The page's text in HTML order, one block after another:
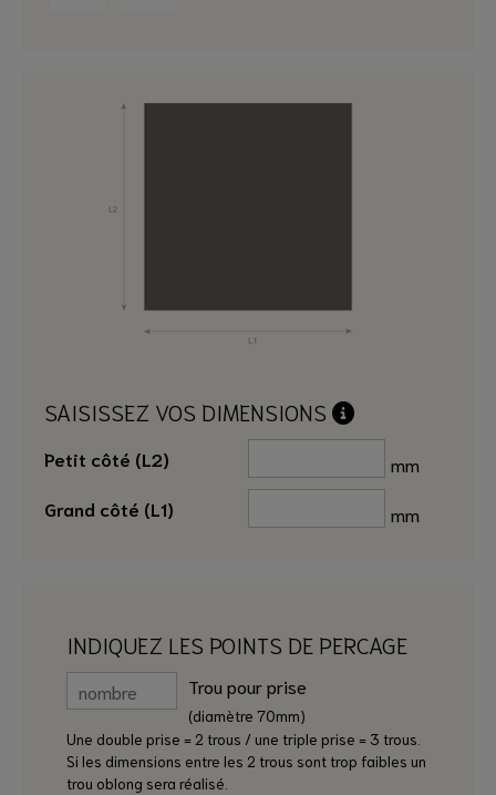
SAISISSEZ VOS DIMENSIONS
Petit côté (L2)
mm
Grand côté (L1)
mm
INDIQUEZ LES POINTS DE PERCAGE
Trou pour prise
(diamètre 70mm)
Une double prise = 2 trous / une triple prise = 3 trous.
Si les dimensions entre les 2 trous sont trop faibles un
trou oblong sera réalisé.